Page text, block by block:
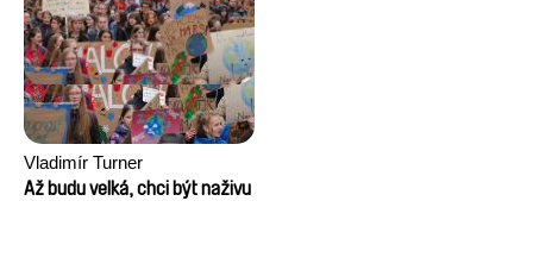
Vladimír Turner
Až budu velká, chci být naživu